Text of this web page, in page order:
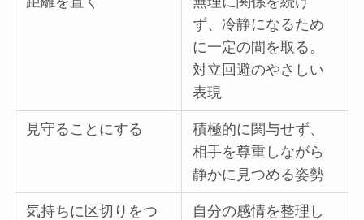
ず、冷静になるため
に一定の間を取る。
対立回避のやさしい
表現
見守ることにする
積極的に関与せず、
相手を尊重しながら
静かに見つめる姿勢
気持ちに区切りをつ
自分の感情を整理し